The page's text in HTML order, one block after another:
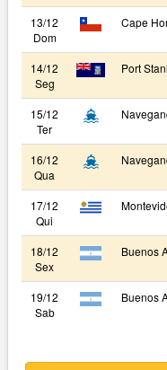
13/12
Dom
Cape
14/12
Seg
Port
15/12
Ter
16/12
Qua
17/12
Qui
18/12
Sex
Buenos
19/12
Sab
Buenos